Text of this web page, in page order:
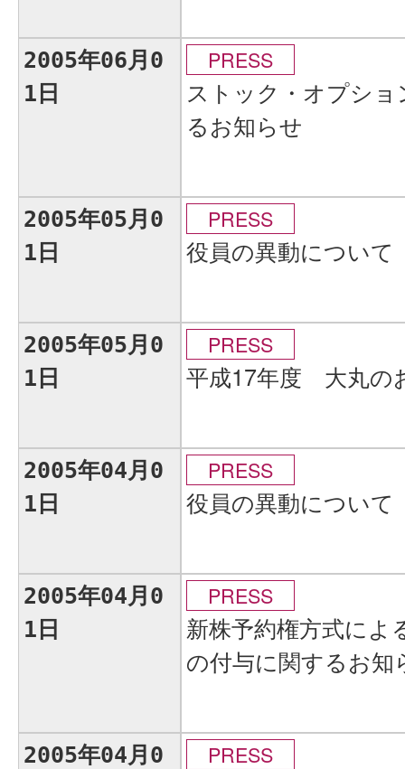
2005年06月0
1日
PRESS
ストック・オプシ
るお知らせ
2005年05月0
1日
PRESS
役員の異動について
2005年05月0
1日
PRESS
平成17年度 大丸の
2005年04月0
1日
PRESS
役員の異動について
2005年04月0
1日
PRESS
新株予約権方式に
の付与に関するお知
2005年04月0
PRESS